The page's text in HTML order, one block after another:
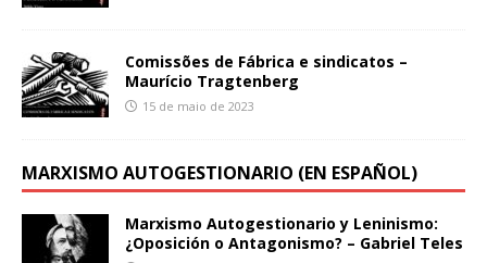
Comissões de Fábrica e sindicatos –
Maurício Tragtenberg
15 de maio de 2023
MARXISMO AUTOGESTIONARIO (EN ESPAÑOL)
Marxismo Autogestionario y Leninismo:
¿Oposición o Antagonismo? – Gabriel Teles